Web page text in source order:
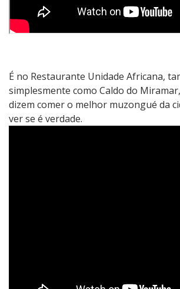
É no Restaurante Unidade Africana,
simplesmente como Caldo do
dizem comer o melhor muzongué da
ver se é verdade.